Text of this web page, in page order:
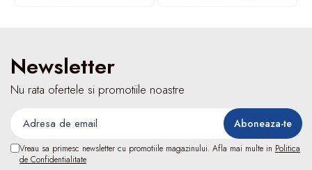
Tensiometre
Umidificatoare
Monitorizare somn
Cantare
Newsletter
Nu rata ofertele si promotiile noastre
Vreau sa primesc newsletter cu promotiile magazinului. Afla mai multe in Politica
de Confidentialitate